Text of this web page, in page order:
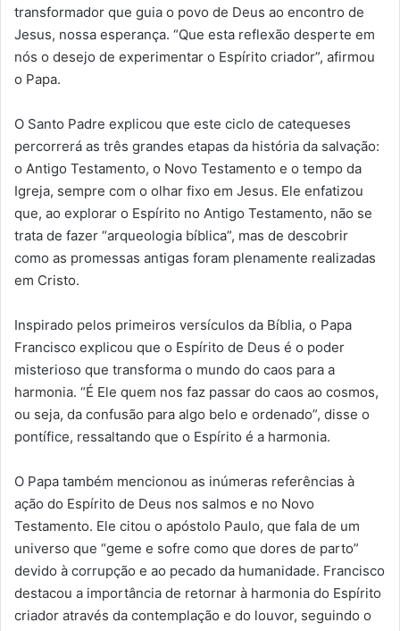
transformador que guia o povo de Deus ao encontro de
Jesus, nossa esperança. “Que esta reflexão desperte em
nós o desejo de experimentar o Espírito criador”, afirmou
o Papa.
O Santo Padre explicou que este ciclo de catequeses
percorrerá as três grandes etapas da história da salvação:
o Antigo Testamento, o Novo Testamento e o tempo da
Igreja, sempre com o olhar fixo em Jesus. Ele enfatizou
que, ao explorar o Espírito no Antigo Testamento, não se
trata de fazer “arqueologia bíblica”, mas de descobrir
como as promessas antigas foram plenamente realizadas
em Cristo.
Inspirado pelos primeiros versículos da Bíblia, o Papa
Francisco explicou que o Espírito de Deus é o poder
misterioso que transforma o mundo do caos para a
harmonia. “É Ele quem nos faz passar do caos ao cosmos,
ou seja, da confusão para algo belo e ordenado”, disse o
pontífice, ressaltando que o Espírito é a harmonia.
O Papa também mencionou as inúmeras referências à
ação do Espírito de Deus nos salmos e no Novo
Testamento. Ele citou o apóstolo Paulo, que fala de um
universo que “geme e sofre como que dores de parto”
devido à corrupção e ao pecado da humanidade. Francisco
destacou a importância de retornar à harmonia do Espírito
criador através da contemplação e do louvor, seguindo o